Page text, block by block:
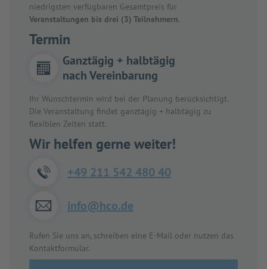
niedrigsten verfügbaren Gesamtpreis für
Veranstaltungen bis drei (3) Teilnehmern.
Termin
Ganztägig + halbtägig
nach Vereinbarung
Ihr Wunschtermin wird bei der Planung berücksichtigt.
Die Veranstaltung findet ganztägig + halbtägig zu
flexiblen Zeiten statt.
Wir helfen gerne weiter!
+49 211 542 480 40
info@hco.de
Rufen Sie uns an, schreiben eine E-Mail oder nutzen das
Kontaktformular.